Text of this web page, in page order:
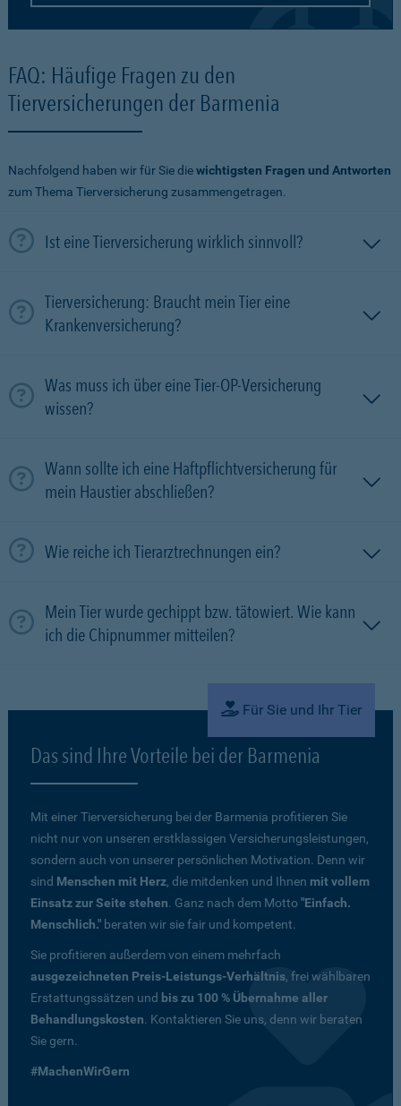
FAQ: Häufige Fragen zu den
Tierversicherungen der Barmenia
Nachfolgend haben wir für Sie diewichtigsten Fragen und Antworten
zum Thema Tierversicherung zusammengetragen.
Ist eine Tierversicherung wirklich sinnvoll?
Tierversicherung: Braucht mein Tier eine
Krankenversicherung?
Was muss ich über eine Tier-OP-Versicherung
wissen?
Wann sollte ich eine Haftpflichtversicherung für
mein Haustier abschließen?
Wie reiche ich Tierarztrechnungen ein?
Mein Tier wurde gechippt bzw. tätowiert. Wie kann
ich die Chipnummer mitteilen?
Für Sie und Ihr Tier
Das sind Ihre Vorteile bei der Barmenia
Mit einer Tierversicherung bei der Barmenia profitieren Sie
nicht nur von unseren erstklassigen Versicherungsleistungen,
sondern auch von unserer persönlichen Motivation. Denn wir
sind Menschen mit Herz, die mitdenken und Ihnen mit vollem
Einsatz zur Seite stehen. Ganz nach dem Motto"Einfach.
Menschlich." beraten wir sie fair und kompetent.
Sie profitieren außerdem von einem mehrfach
ausgezeichneten Preis-Leistungs-Verhältnis, frei wählbaren
Erstattungssätzen und bis zu 100 % Übernahme aller
Behandlungskosten. Kontaktieren Sie uns, denn wir beraten
Sie gern.
#MachenWirGern